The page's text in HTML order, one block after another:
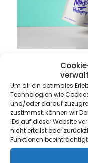
Um dir ein optimales
Technologien wie
und/oder darauf
zustimmst, können wir
IDs auf dieser Website
nicht erteilst oder
Funktionen
Lorem ipsum dolor
Nulla mauris dolor,
purus. Phasellus
laoreet, eget
malesuada leo vel
mollis.
Nullam lacinia
ad litora torquent